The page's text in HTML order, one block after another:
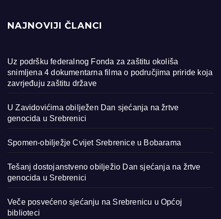
NAJNOVIJI ČLANCI
Uz podršku federalnog Fonda za zaštitu okoliša
snimljena 4 dokumentarna filma o područjima priride koja
zavrjeđuju zaštitu države
U Zavidovićima obilježen Dan sjećanja na žrtve
genocida u Srebrenici
Spomen-obilježje Cvijet Srebrenice u Bobarama
Tešanj dostojanstveno obilježio Dan sjećanja na žrtve
genocida u Srebrenici
Veče posvećeno sjećanju na Srebrenicu u Općoj
biblioteci